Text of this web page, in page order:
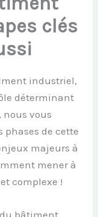
clés
industriel,
déterminant
nous vous
phases de cette
majeurs à
mener à
complexe !